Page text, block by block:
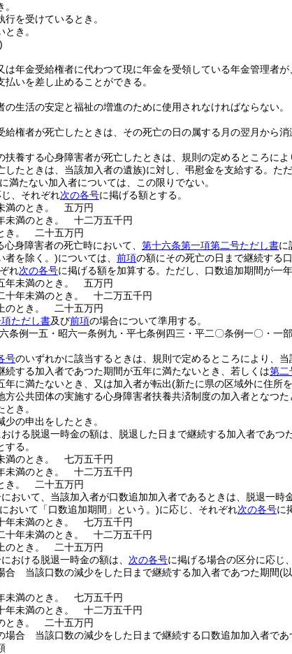
を受けているとき。
き。
は年金受給権者に代わつて現に年金を受領している年金管理者が
いを差し止めることができる。
の生活の安定と福祉の増進のために使用されなければならない。
給権者が死亡したときは、その死亡の日の属する月の翌月から消
扶養する心身障害者が死亡したときは、規則の定めるところに
したときは、当該加入者の遺族)に対し、弔慰金を支給する。 た
満たない加入者については、この限りでない。
、それぞれ次の各号に掲げる額とする。
のとき。
五万円
満のとき。
十二万五千円
。
二十五万円
身障害者の死亡時において、 第十六条第一項第二号ただし書に
者を除く。)については、 前項の額にその死亡の日まで継続する
れ次の各号に掲げる額を加算する。 ただし、口数追加期間が一
未満のとき。
五万円
年未満のとき。
十二万五千円
とき。
二十五万円
ただし書及び前項の場合について準用する。
条例一五・昭六一条例九・平七条例四三・平二〇条例一〇・一
号のいずれかに該当するときは、規則で定めるところにより、当
続する加入者であつた期間が五年に満たないとき、若しくは第二
年に満たないとき、又は加入者が転出(新たに県の区域外に住所
公共団体の実施する心身障害者扶養共済制度の加入者となつた
き。
の申出をしたとき。
ける脱退一時金の額は、脱退した日まで継続する加入者であつ
る。
のとき。
七万五千円
満のとき。
十二万五千円
。
二十五万円
おいて、当該加入者が口数追加加入者であるときは、脱退一時
おいて「口数追加期間」という。)に応じ、それぞれ次の各号に
未満のとき。
七万五千円
年未満のとき。
十二万五千円
とき。
二十五万円
おける脱退一時金の額は、 次の各号に掲げる場合の区分に応じ
合 当該口数の減少をした日まで継続する加入者であつた期間(
満のとき。
七万五千円
未満のとき。
十二万五千円
き。
二十五万円
場合 当該口数の減少をした日まで継続する口数追加加入者であ